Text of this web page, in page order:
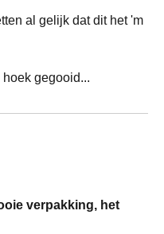
al gelijk dat dit het 'm
gegooid...
5 van de 5 sterren
verpakking, het